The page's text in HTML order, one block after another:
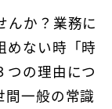
んか？業務に
めない時「時
つの理由につ
間一般の常識